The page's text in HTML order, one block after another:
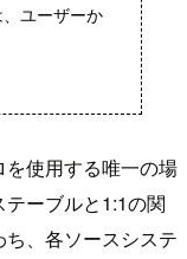
ユーザーか
使用する唯一の場
ーブルと1:1の関
、各ソースシステ